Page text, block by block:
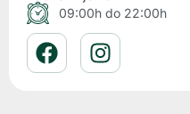
09:00h do 22:00h